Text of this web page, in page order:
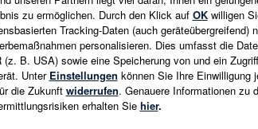
Trends,
jederzeit in
E-Mail-Adresse eingeben
Es gelten die Datenschutzrichtlinien